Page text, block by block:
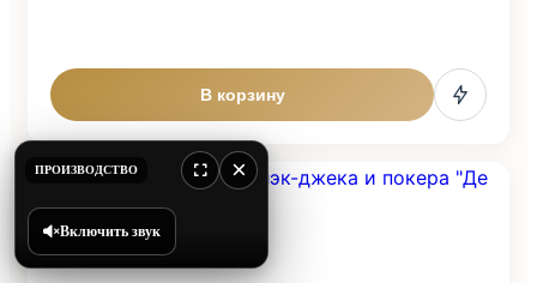
В корзину
ПРОИЗВОДСТВО ×
Включить звук